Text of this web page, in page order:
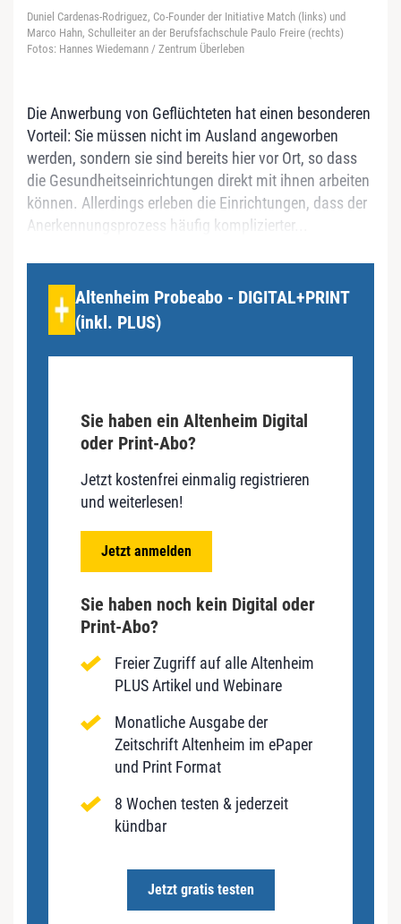
Duniel Cardenas-Rodriguez, Co-Founder der Initiative Match (links) und
Marco Hahn, Schulleiter an der Berufsfachschule Paulo Freire (rechts)
Fotos: Hannes Wiedemann / Zentrum Überleben
Die Anwerbung von Geflüchteten hat einen besonderen
Vorteil: Sie müssen nicht im Ausland angeworben
werden, sondern sie sind bereits hier vor Ort, so dass
die Gesundheitseinrichtungen direkt mit ihnen arbeiten
können. Allerdings erleben die Einrichtungen, dass der
Anerkennungsprozess häufig komplizierter...
Altenheim Probeabo - DIGITAL+PRINT
(inkl. PLUS)
Sie haben ein Altenheim Digital
oder Print-Abo?
Jetzt kostenfrei einmalig registrieren
und weiterlesen!
Jetzt anmelden
Sie haben noch kein Digital oder
Print-Abo?
Freier Zugriff auf alle Altenheim
PLUS Artikel und Webinare
Monatliche Ausgabe der
Zeitschrift Altenheim im ePaper
und Print Format
8 Wochen testen & jederzeit
kündbar
Jetzt gratis testen